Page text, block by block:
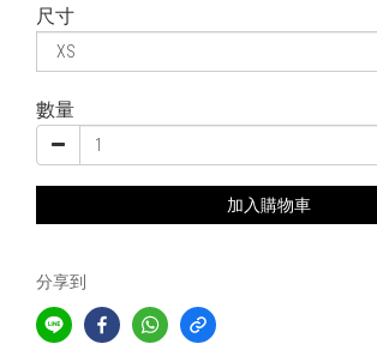
尺寸
數量
加入購物車
分享到